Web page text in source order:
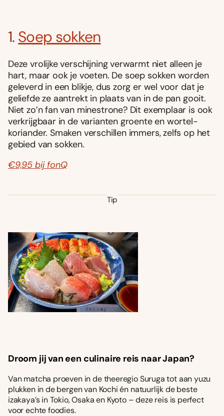
1. Soep sokken
Deze vrolijke verschijning verwarmt niet alleen je
hart, maar ook je voeten. De soep sokken worden
geleverd in een blikje, dus zorg er wel voor dat je
geliefde ze aantrekt in plaats van in de pan gooit.
Niet zo’n fan van minestrone? Dit exemplaar is ook
verkrijgbaar in de varianten groente en wortel-
koriander. Smaken verschillen immers, zelfs op het
gebied van sokken.
€9,95 bij fonQ
Tip
Droom jij van een culinaire reis naar Japan?
Van matcha proeven in de theeregio Suruga tot aan yuzu
plukken in de bergen van Kochi én natuurlijk de beste
izakaya’s in Tokio, Osaka en Kyoto – deze reis is perfect
voor echte foodies.